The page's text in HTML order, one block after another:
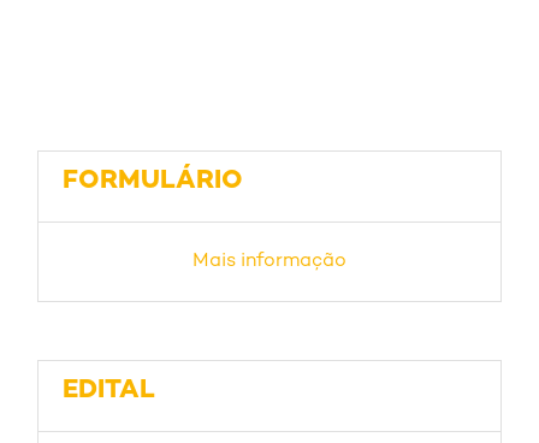
FORMULÁRIO
Mais informação
EDITAL